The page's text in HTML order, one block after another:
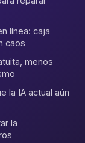
línea: caja
caos
menos
la IA actual aún
la